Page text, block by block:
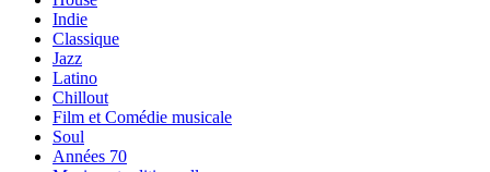
Indie
Classique
Jazz
Latino
Chillout
Film et Comédie musicale
Soul
Années 70